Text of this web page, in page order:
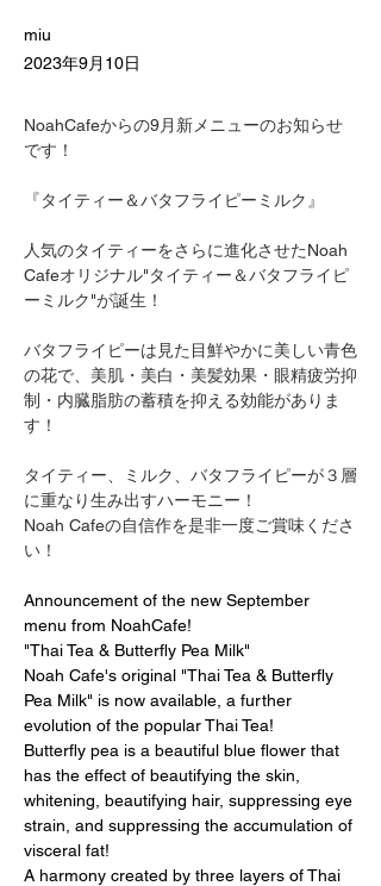
miu
2023年9月10日
NoahCafeからの9月新メニューのお知らせ
です！
『タイティー＆バタフライピーミルク』
人気のタイティーをさらに進化させたNoah
Cafeオリジナル"タイティー＆バタフライピ
ーミルク"が誕生！
バタフライピーは見た目鮮やかに美しい青色
の花で、美肌・美白・美髪効果・眼精疲労抑
制・内臓脂肪の蓄積を抑える効能がありま
す！
タイティー、ミルク、バタフライピーが３層
に重なり生み出すハーモニー！
Noah Cafeの自信作を是非一度ご賞味くださ
い！
Announcement of the new September
menu from NoahCafe!
"Thai Tea & Butterfly Pea Milk"
Noah Cafe's original "Thai Tea & Butterfly
Pea Milk" is now available, a further
evolution of the popular Thai Tea!
Butterfly pea is a beautiful blue flower that
has the effect of beautifying the skin,
whitening, beautifying hair, suppressing eye
strain, and suppressing the accumulation of
visceral fat!
A harmony created by three layers of Thai